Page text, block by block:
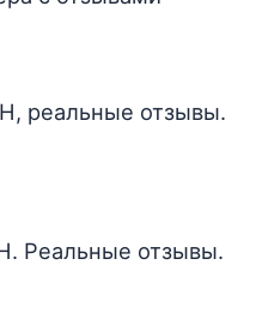
реальные отзывы.
Реальные отзывы.